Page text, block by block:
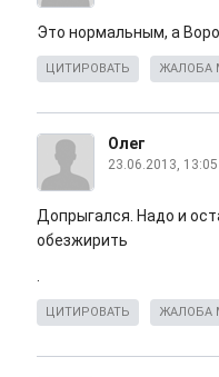
Это нормальным, а
ЦИТИРОВАТЬ ЖАЛОБА
Олег
23.06.2013, 13:05
Допрыгался. Надо и
обезжирить
.
ЦИТИРОВАТЬ ЖАЛОБА